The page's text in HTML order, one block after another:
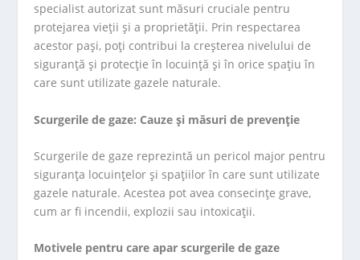
specialist autorizat sunt măsuri cruciale pentru
protejarea vieții și a proprietății. Prin respectarea
acestor pași, poți contribui la creșterea nivelului de
siguranță și protecție în locuință și în orice spațiu în
care sunt utilizate gazele naturale.
Scurgerile de gaze: Cauze și măsuri de prevenție
Scurgerile de gaze reprezintă un pericol major pentru
siguranța locuințelor și spațiilor în care sunt utilizate
gazele naturale. Acestea pot avea consecințe grave,
cum ar fi incendii, explozii sau intoxicații.
Motivele pentru care apar scurgerile de gaze